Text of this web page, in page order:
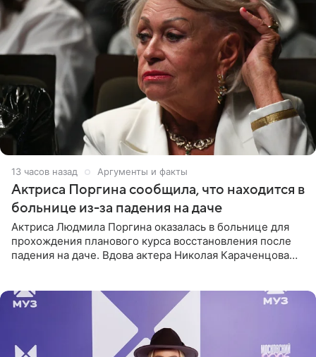
13 часов назад Аргументы и факты
Актриса Поргина сообщила, что находится в
больнице из-за падения на даче
Актриса Людмила Поргина оказалась в больнице для
прохождения планового курса восстановления после
падения на даче. Вдова актера Николая Караченцова